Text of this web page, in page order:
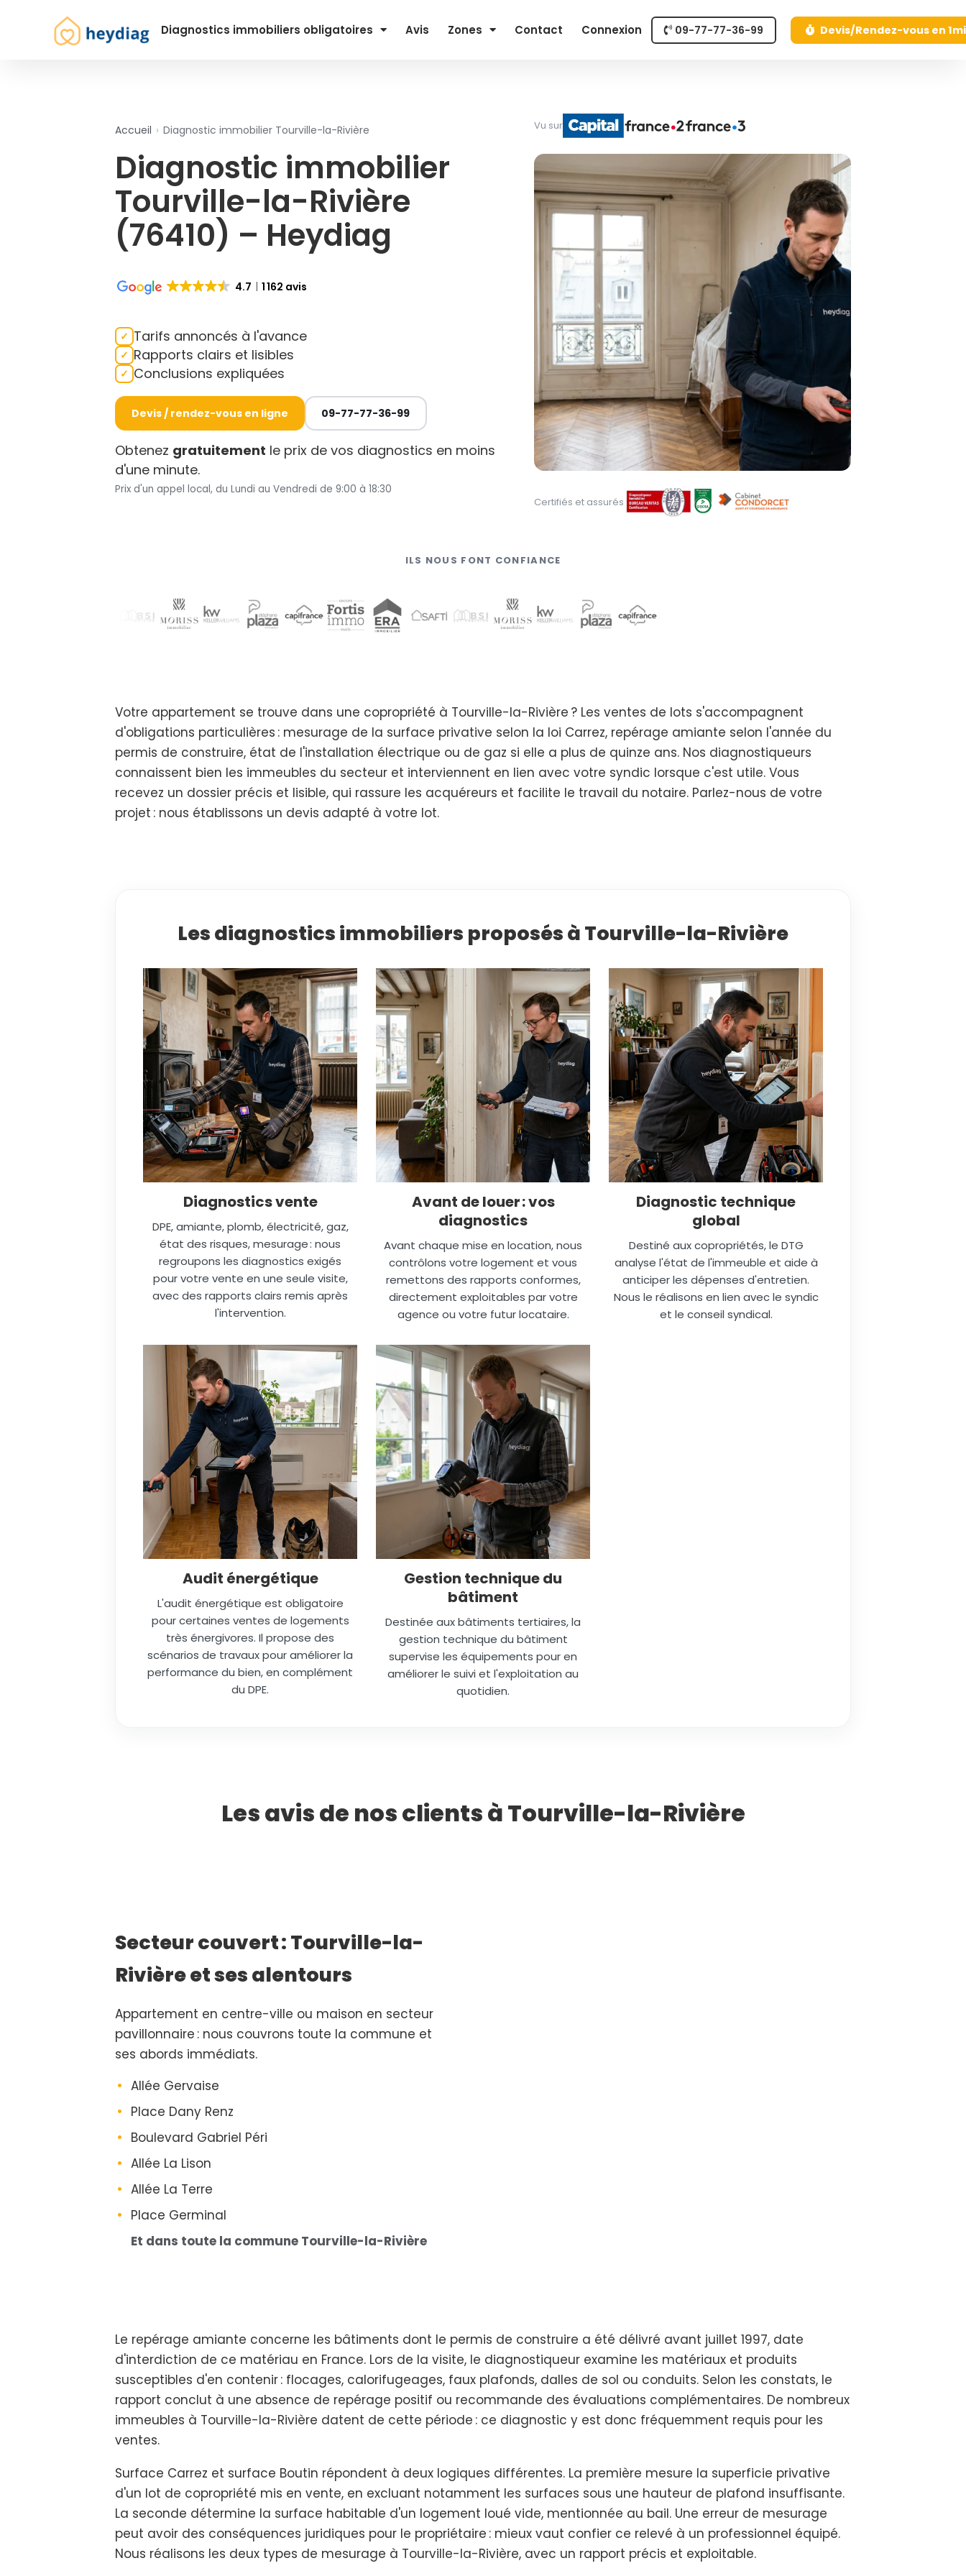
Diagnostics immobiliers obligatoires Avis Zones Contact Connexion 09-77-77-36-99 Devis/Rendez-vous en
Accueil › Diagnostic immobilier Tourville-la-Rivière
Diagnostic immobilier
Tourville-la-Rivière
(76410) – Heydiag
4.7 1 162 avis
Tarifs annoncés à l'avance
Rapports clairs et lisibles
Conclusions expliquées
Devis / rendez-vous en ligne 09-77-77-36-99
Obtenez gratuitement le prix de vos diagnostics en moins
d'une minute.
Prix d'un appel local, du Lundi au Vendredi de 9:00 à 18:30
Vu sur
Certifiés et assurés
ILS NOUS FONT CONFIANCE
Votre appartement se trouve dans une copropriété à Tourville-la-Rivière ? Les ventes de lots s'accompagnent
d'obligations particulières : mesurage de la surface privative selon la loi Carrez, repérage amiante selon l'année du
permis de construire, état de l'installation électrique ou de gaz si elle a plus de quinze ans. Nos diagnostiqueurs
connaissent bien les immeubles du secteur et interviennent en lien avec votre syndic lorsque c'est utile. Vous
recevez un dossier précis et lisible, qui rassure les acquéreurs et facilite le travail du notaire. Parlez-nous de votre
projet : nous établissons un devis adapté à votre lot.
Les diagnostics immobiliers proposés à Tourville-la-Rivière
Diagnostics vente
DPE, amiante, plomb, électricité, gaz,
état des risques, mesurage : nous
regroupons les diagnostics exigés
pour votre vente en une seule visite,
avec des rapports clairs remis après
l'intervention.
Avant de louer : vos
diagnostics
Avant chaque mise en location, nous
contrôlons votre logement et vous
remettons des rapports conformes,
directement exploitables par votre
agence ou votre futur locataire.
Diagnostic technique
global
Destiné aux copropriétés, le DTG
analyse l'état de l'immeuble et aide à
anticiper les dépenses d'entretien.
Nous le réalisons en lien avec le syndic
et le conseil syndical.
Audit énergétique
L'audit énergétique est obligatoire
pour certaines ventes de logements
très énergivores. Il propose des
scénarios de travaux pour améliorer la
performance du bien, en complément
du DPE.
Gestion technique du
bâtiment
Destinée aux bâtiments tertiaires, la
gestion technique du bâtiment
supervise les équipements pour en
améliorer le suivi et l'exploitation au
quotidien.
Les avis de nos clients à Tourville-la-Rivière
Secteur couvert : Tourville-la-
Rivière et ses alentours
Appartement en centre-ville ou maison en secteur
pavillonnaire : nous couvrons toute la commune et
ses abords immédiats.
Allée Gervaise
Place Dany Renz
Boulevard Gabriel Péri
Allée La Lison
Allée La Terre
Place Germinal
Et dans toute la commune Tourville-la-Rivière
Le repérage amiante concerne les bâtiments dont le permis de construire a été délivré avant juillet 1997, date
d'interdiction de ce matériau en France. Lors de la visite, le diagnostiqueur examine les matériaux et produits
susceptibles d'en contenir : flocages, calorifugeages, faux plafonds, dalles de sol ou conduits. Selon les constats, le
rapport conclut à une absence de repérage positif ou recommande des évaluations complémentaires. De nombreux
immeubles à Tourville-la-Rivière datent de cette période : ce diagnostic y est donc fréquemment requis pour les
ventes.
Surface Carrez et surface Boutin répondent à deux logiques différentes. La première mesure la superficie privative
d'un lot de copropriété mis en vente, en excluant notamment les surfaces sous une hauteur de plafond insuffisante.
La seconde détermine la surface habitable d'un logement loué vide, mentionnée au bail. Une erreur de mesurage
peut avoir des conséquences juridiques pour le propriétaire : mieux vaut confier ce relevé à un professionnel équipé.
Nous réalisons les deux types de mesurage à Tourville-la-Rivière, avec un rapport précis et exploitable.